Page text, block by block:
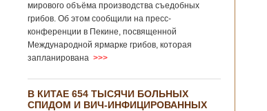
мирового объёма производства съедобных
грибов. Об этом сообщили на пресс-
конференции в Пекине, посвященной
Международной ярмарке грибов, которая
запланирована >>>
В КИТАЕ 654 ТЫСЯЧИ БОЛЬНЫХ
СПИДОМ И ВИЧ-ИНФИЦИРОВАННЫХ